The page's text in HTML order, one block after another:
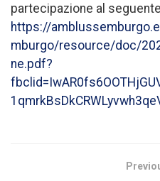
partecipazione al
https://
mburgo/resource/doc/
ne.pdf?